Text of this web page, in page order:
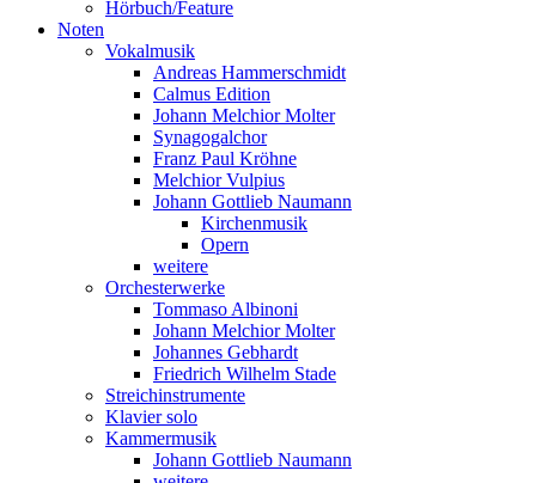
Hörbuch/Feature
Noten
Vokalmusik
Andreas Hammerschmidt
Calmus Edition
Johann Melchior Molter
Synagogalchor
Franz Paul Kröhne
Melchior Vulpius
Johann Gottlieb Naumann
Kirchenmusik
Opern
weitere
Orchesterwerke
Tommaso Albinoni
Johann Melchior Molter
Johannes Gebhardt
Friedrich Wilhelm Stade
Streichinstrumente
Klavier solo
Kammermusik
Johann Gottlieb Naumann